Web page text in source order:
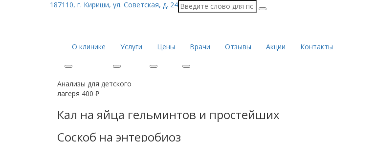
187110, г. Кириши, ул. Советская, д. 24
О клинике Услуги Цены Врачи Отзывы Акции Контакты
Анализы для детского
лагеря 400 ₽
Кал на яйца гельминтов и простейших
Соскоб на энтеробиоз